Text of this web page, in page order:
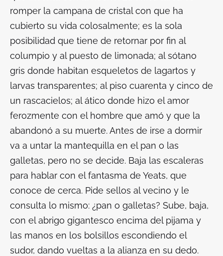
romper la campana de cristal con que ha
cubierto su vida colosalmente; es la sola
posibilidad que tiene de retornar por fin al
columpio y al puesto de limonada; al sótano
gris donde habitan esqueletos de lagartos y
larvas transparentes; al piso cuarenta y cinco de
un rascacielos; al ático donde hizo el amor
ferozmente con el hombre que amó y que la
abandonó a su muerte. Antes de irse a dormir
va a untar la mantequilla en el pan o las
galletas, pero no se decide. Baja las escaleras
para hablar con el fantasma de Yeats, que
conoce de cerca. Pide sellos al vecino y le
consulta lo mismo: ¿pan o galletas? Sube, baja,
con el abrigo gigantesco encima del pijama y
las manos en los bolsillos escondiendo el
sudor, dando vueltas a la alianza en su dedo.